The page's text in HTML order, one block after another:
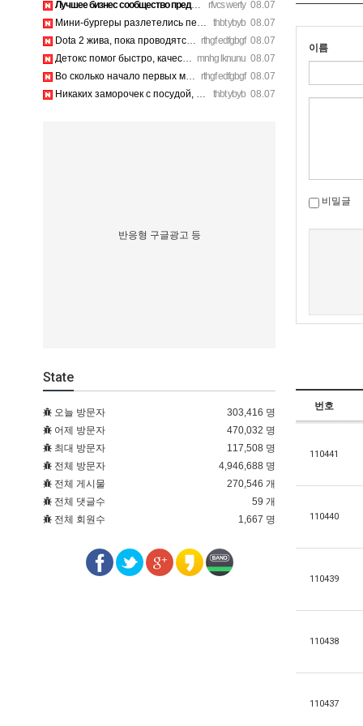
이름
비밀글
번호
110441
110440
110439
110438
110437
rfvcs werty 08.07
Лучшее бизнес сообщество предпринимателей в Санкт-Петербурге…
thbt ybyb 08.07
Мини-бургеры разлетелись первыми, очень сочные. https://inte…
rthgf edfgbgf 08.07
Dota 2 жива, пока проводятся такие масштабные турниры. https…
mnhg lknunu 08.07
Детокс помог быстро, качественное лечение алкоголизма Санкт-…
rthgf edfgbgf 08.07
Во сколько начало первых матчей по актуальному расписанию? h…
thbt ybyb 08.07
Никаких заморочек с посудой, съели и выбросили шпажки. https…
반응형 구글광고 등
State
오늘 방문자
303,416 명
어제 방문자
470,032 명
최대 방문자
117,508 명
전체 방문자
4,946,688 명
전체 게시물
270,546 개
전체 댓글수
59 개
전체 회원수
1,667 명